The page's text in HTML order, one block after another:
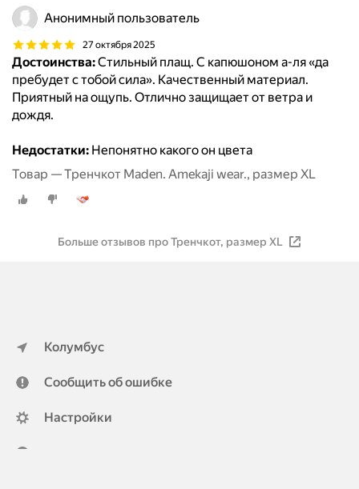
Анонимный пользователь
27 октября 2025
Достоинства:Стильный плащ. С капюшоном а-ля «да
пребудет с тобой сила». Качественный материал.
Приятный на ощупь. Отлично защищает от ветра и
дождя.
Недостатки: Непонятно какого он цвета
Товар — Тренчкот Maden. Amekaji wear., размер XL
Больше отзывов про Тренчкот, размер XL
Колумбус
Сообщить об ошибке
Настройки